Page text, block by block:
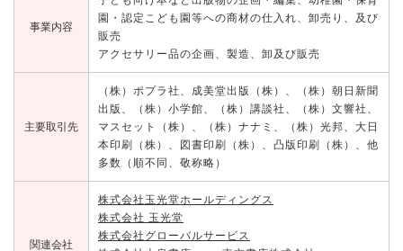
事業内容
園・認定こども園等への商材の仕入れ、卸売り、及び
販売
アクセサリー品の企画、製造、卸及び販売
主要取引先
（株）ポプラ社、成美堂出版（株）、（株）朝日新聞
出版、（株）小学館、（株）講談社、（株）文響社、
マスセット（株）、（株）ナナミ、（株）光邦、大日
本印刷（株）、図書印刷（株）、凸版印刷（株）、他
多数（順不同、敬称略）
関連会社
株式会社玉光堂ホールディングス
株式会社 玉光堂
株式会社グローバルサービス